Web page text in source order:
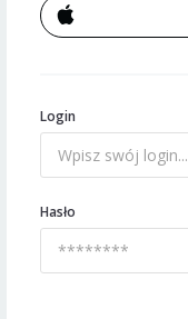
Login
Hasło